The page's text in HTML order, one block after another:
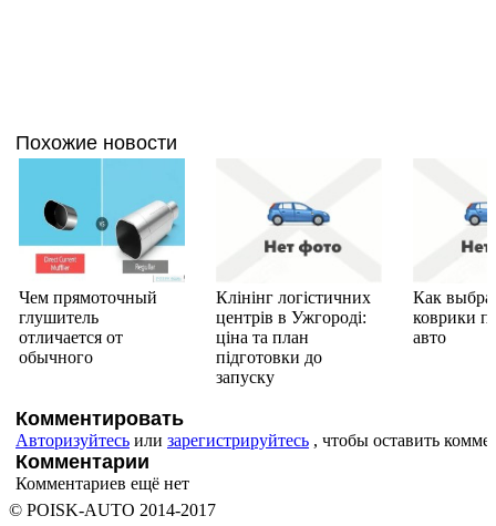
Похожие новости
Чем прямоточный
глушитель
отличается от
обычного
Клінінг логістичних
центрів в Ужгороді:
ціна та план
підготовки до
запуску
Как
коврики
авто
Комментировать
Авторизуйтесь или зарегистрируйтесь , чтобы оставить
Комментарии
Комментариев ещё нет
© POISK-AUTO 2014-2017